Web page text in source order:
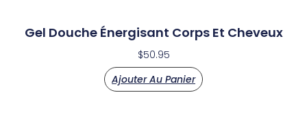
Gel Douche Énergisant Corps Et Cheveux
$50.95
Ajouter Au Panier